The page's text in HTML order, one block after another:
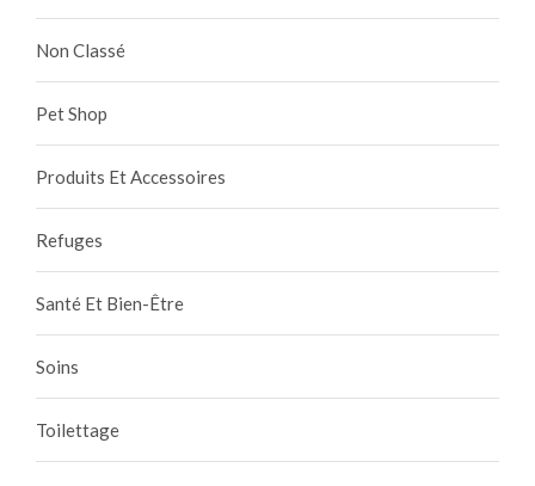
Non Classé
Pet Shop
Produits Et Accessoires
Refuges
Santé Et Bien-Être
Soins
Toilettage